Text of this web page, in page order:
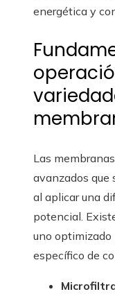
energética y
Las
avanzados que
al aplicar una
potencial.
uno optimizado
específico de